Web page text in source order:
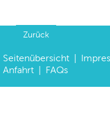
Zurück
Seitenübersicht
Anfahrt
FAQs